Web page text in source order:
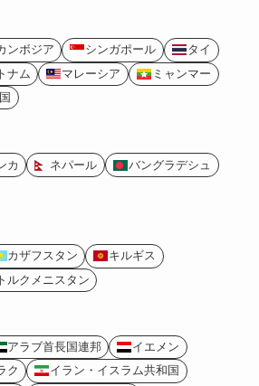
ンボジア シンガポール
タイ
ナム マレーシア
ミャンマー
カ ネパール
バングラデシュ
カザフスタン
キルギス
ルクメニスタン
アラブ首長国連邦
イエメン
ク
イラン・イスラム共和国